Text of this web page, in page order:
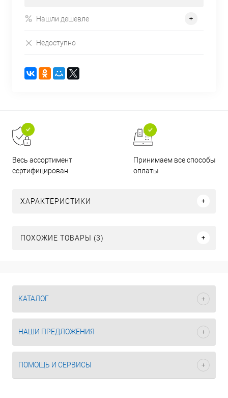
Нашли дешевле
Недоступно
Весь ассортимент
сертифицирован
Принимаем все способы
оплаты
ХАРАКТЕРИСТИКИ
ПОХОЖИЕ ТОВАРЫ (3)
КАТАЛОГ
НАШИ ПРЕДЛОЖЕНИЯ
ПОМОЩЬ И СЕРВИСЫ